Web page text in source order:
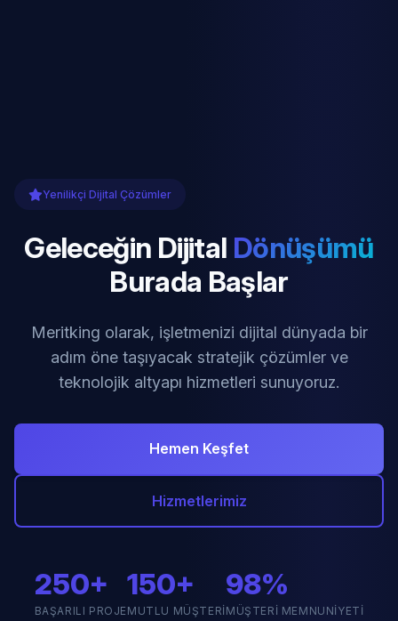
Yenilikçi Dijital Çözümler
Geleceğin Dijital Dönüşümü
Burada Başlar
Meritking olarak, işletmenizi dijital dünyada bir
adım öne taşıyacak stratejik çözümler ve
teknolojik altyapı hizmetleri sunuyoruz.
Hemen Keşfet
Hizmetlerimiz
250+
BAŞARILI PROJE
150+
MUTLU MÜŞTERI
98%
MÜŞTERI MEMNUNIYETI